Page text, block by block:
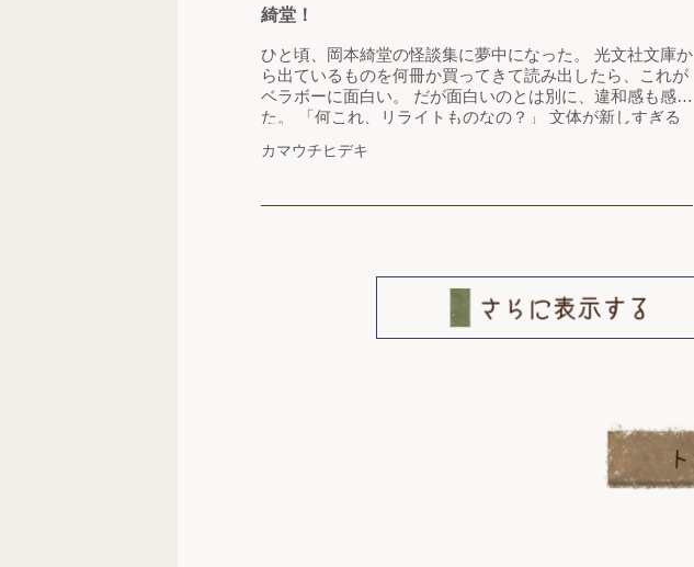
綺堂！
ひと頃、岡本綺堂の怪談集に夢中になった。 光文社文庫か
ら出ているものを何冊か買ってきて読み出したら、これが
ベラボーに面白い。 だが面白いのとは別に、違和感も感じ
た。 「何これ、リライトものなの？」 文体が新しすぎる
新より前の生まれかと思ったが、調べてみたら岡本綺堂は
カマウチヒデキ